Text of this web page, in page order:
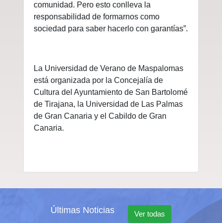
comunidad. Pero esto conlleva la
responsabilidad de formarnos como
sociedad para saber hacerlo con garantías”.
La Universidad de Verano de Maspalomas
está organizada por la Concejalía de
Cultura del Ayuntamiento de San Bartolomé
de Tirajana, la Universidad de Las Palmas
de Gran Canaria y el Cabildo de Gran
Canaria.
Últimas Noticias Ver todas